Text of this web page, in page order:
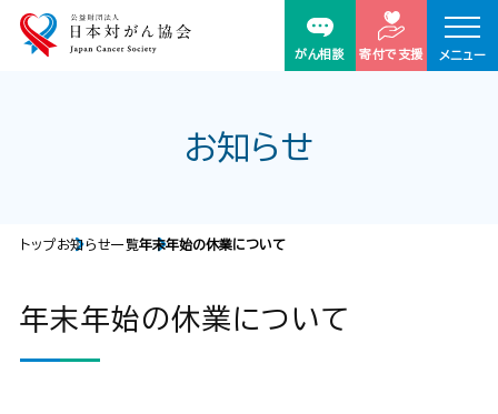
がん相談 寄付で支援 メニュー
お知らせ
トップお知らせ一覧年末年始の休業について
年末年始の休業について